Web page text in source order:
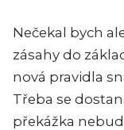
Nečekal bych
zásahy do
nová pravidla
Třeba se
překážka